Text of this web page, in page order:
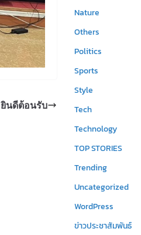
ยินดีต้อนรับ
Nature
Others
Politics
Sports
Style
Tech
Technology
TOP STORIES
Trending
Uncategorized
WordPress
ข่าวประชาสัมพันธ์